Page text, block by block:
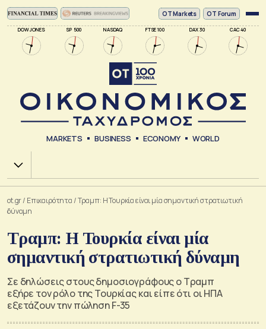
DOW JONES SP 500 NASDAQ FTSE 100 DAX 30 CAC 40
ΟΤ Markets OT Forum
MARKETS BUSINESS ECONOMY WORLD
Χ.Α.
ot.gr/ Επικαιρότητα /Τραμπ: Η Τουρκία είναι μία σημαντική στρατιωτική
δύναμη
Τραμπ: Η Τουρκία είναι μία
σημαντική στρατιωτική δύναμη
Σε δηλώσεις στους δημοσιογράφους ο Τραμπ
εξήρε τον ρόλο της Τουρκίας και είπε ότι οι ΗΠΑ
εξετάζουν την πώληση F-35